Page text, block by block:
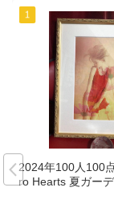
2024年100人100
ro Hearts 夏ガー